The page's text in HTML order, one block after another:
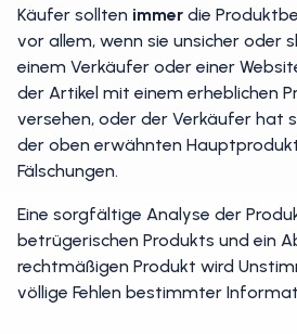
Käufer sollten immer die
vor allem, wenn sie unsicher oder
einem Verkäufer oder einer
der Artikel mit einem erheblichen
versehen, oder der Verkäufer hat
der oben erwähnten
Fälschungen.
Eine sorgfältige Analyse der
betrügerischen Produkts und ein
rechtmäßigen Produkt wird
völlige Fehlen bestimmter